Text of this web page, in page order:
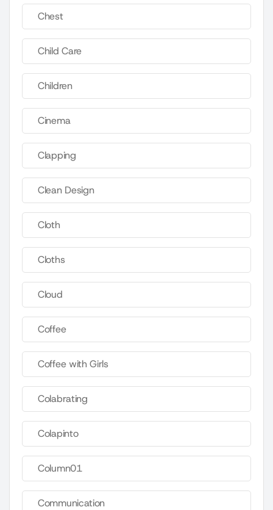
Chest
Child Care
Children
Cinema
Clapping
Clean Design
Cloth
Cloths
Cloud
Coffee
Coffee with Girls
Colabrating
Colapinto
Column01
Communication